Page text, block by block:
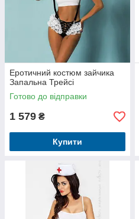
Еротичний костюм зайчика
Запальна Трейсі
Готово до відправки
1 579 ₴
Купити